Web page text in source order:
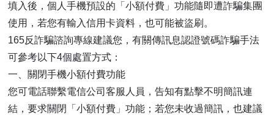
填入後，個人手機預設的「小額付費」功能隨即遭詐騙集團
使用，若您有輸入信用卡資料，也可能被盜刷。
165反詐騙諮詢專線建議您，有關傳訊息認證號碼詐騙手法
可參考以下4個處置方式：
一、關閉手機小額付費功能
您可電話聯繫電信公司客服人員，告知有點擊不明簡訊連
結，要求關閉「小額付費」功能；若您未收過簡訊，也建議